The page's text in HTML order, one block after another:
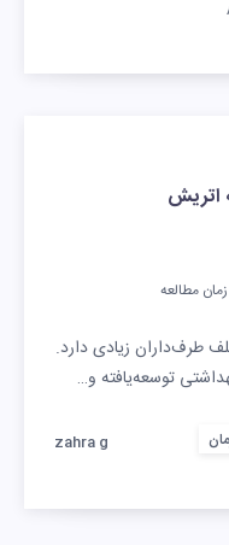
اتریش
مطالعه
طرف‌داران زیادی دارد.
توسعه‌یافته و…
zahra g